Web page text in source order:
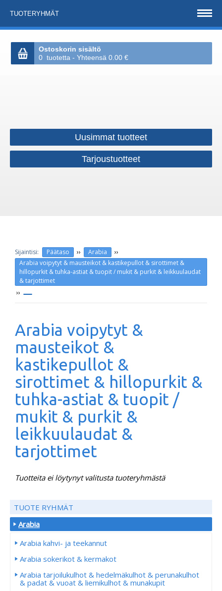
TUOTERYHMÄT
Ostoskorin sisältö
0 tuotetta - Yhteensä 0.00 €
Uusimmat tuotteet
Tarjoustuotteet
Päätaso ›› Arabia ››
Arabia voipytyt & mausteikot & kastikepullot & sirottimet &
hillopurkit & tuhka-astiat & tuopit / mukit & purkit & leikkuulaudat
& tarjottimet
››
Arabia voipytyt &
mausteikot &
kastikepullot &
sirottimet & hillopurkit &
tuhka-astiat & tuopit /
mukit & purkit &
leikkuulaudat &
tarjottimet
Tuotteita ei löytynyt valitusta tuoteryhmästä
TUOTE RYHMÄT
Arabia
Arabia kahvi- ja teekannut
Arabia sokerikot & kermakot
Arabia tarjoilukulhot & hedelmäkulhot & perunakulhot
& padat & vuoat & liemikulhot & munakupit